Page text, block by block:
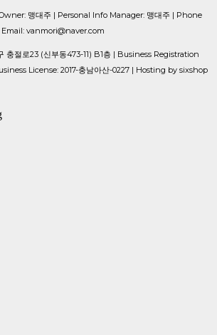
맹대주 | Personal Info Manager: 맹대주 | Phone
Email: vanmori@naver.com
충절로23 (신부동473-11) B1층 | Business Registration
License: 2017-충남아산-0227 | Hosting by sixshop